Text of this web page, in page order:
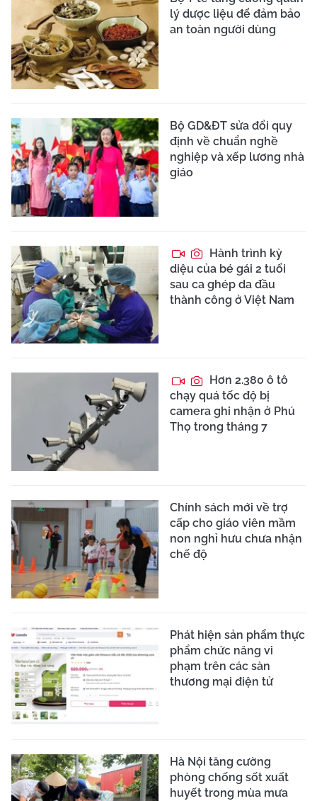
lý dược liệu để đảm bảo
an toàn người dùng
Bộ GD&ĐT sửa đổi quy
định về chuẩn nghề
nghiệp và xếp lương nhà
giáo
Hành trình kỳ
diệu của bé gái 2 tuổi
sau ca ghép da đầu
thành công ở Việt Nam
Hơn 2.380 ô tô
chạy quá tốc độ bị
camera ghi nhận ở Phú
Thọ trong tháng 7
Chính sách mới về trợ
cấp cho giáo viên mầm
non nghỉ hưu chưa nhận
chế độ
Phát hiện sản phẩm thực
phẩm chức năng vi
phạm trên các sàn
thương mại điện tử
Hà Nội tăng cường
phòng chống sốt xuất
huyết trong mùa mưa